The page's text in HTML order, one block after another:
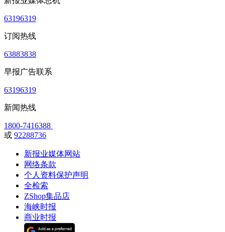
63196319
订阅热线
63883838
早报广告联系
63196319
新闻热线
1800-7416388
或 92288736
新报业媒体网站
网络条款
个人资料保护声明
全检索
ZShop集品店
海峡时报
商业时报